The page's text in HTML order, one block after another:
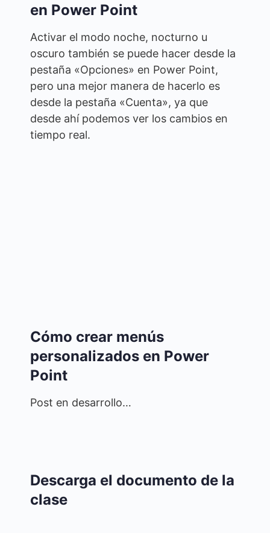
en Power Point
Activar el modo noche, nocturno u
oscuro también se puede hacer desde la
pestaña «Opciones» en Power Point,
pero una mejor manera de hacerlo es
desde la pestaña «Cuenta», ya que
desde ahí podemos ver los cambios en
tiempo real.
Cómo crear menús
personalizados en Power
Point
Post en desarrollo…
Descarga el documento de la
clase